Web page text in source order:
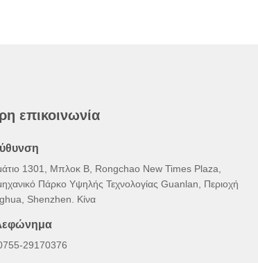
επικοινωνία
1301, Μπλοκ Β, Rongchao New Times Plaza,
Πάρκο Υψηλής Τεχνολογίας Guanlan, Περιοχή
Shenzhen. Κίνα
29170376